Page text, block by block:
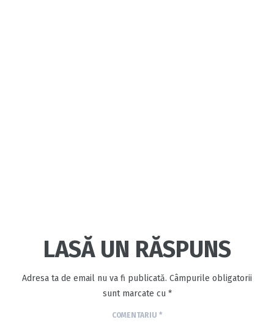
LASĂ UN RĂSPUNS
Adresa ta de email nu va fi publicată. Câmpurile obligatorii
sunt marcate cu *
COMENTARIU *